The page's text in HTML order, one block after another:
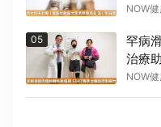
NOW
05
罕病
治療
NOW